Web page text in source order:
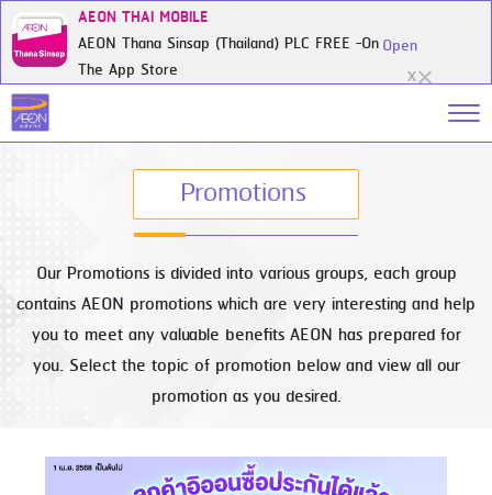
X
AEON THAI MOBILE
AEON Thana Sinsap (Thailand) PLC FREE -On
The App Store
Open
Promotions
Our Promotions is divided into various groups, each group
contains AEON promotions which are very interesting and help
you to meet any valuable benefits AEON has prepared for
you. Select the topic of promotion below and view all our
promotion as you desired.